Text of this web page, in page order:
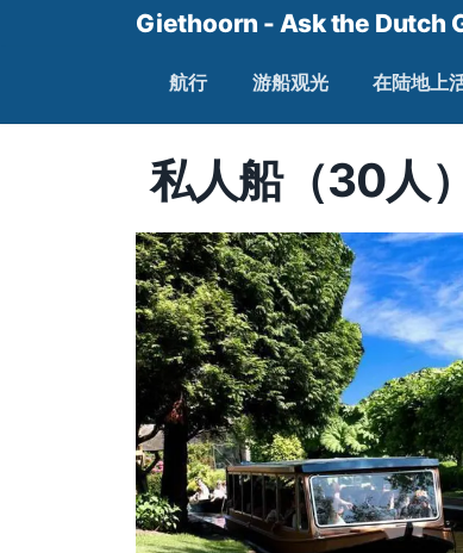
Giethoorn - Ask the Dutch
航行 游船观光 在陆地上
私人船（30人